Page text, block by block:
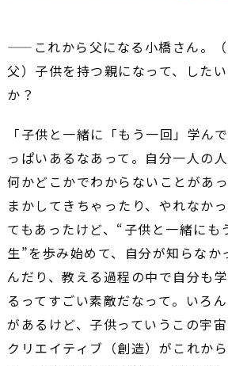
――これから父になる小橋さん。
父）子供を持つ親になって、した
か？
「子供と一緒に「もう一回」学ん
っぱいあるなあって。自分一人の人
何かどこかでわからないことがあ
まかしてきちゃったり、やれなか
てもあったけど、“子供と一緒にも
生”を歩み始めて、自分が知らなか
んだり、教える過程の中で自分も
るってすごい素敵だなって。いろ
があるけど、子供っていうこの宇
クリエイティブ（創造）がこれか